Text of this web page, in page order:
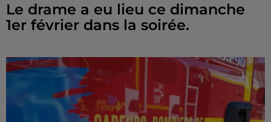
Le drame a eu lieu ce dimanche
1er février dans la soirée.